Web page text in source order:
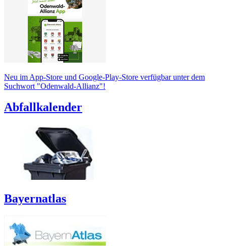
Neu im App-Store und Google-Play-Store verfügbar unter dem
Suchwort "Odenwald-Allianz"!
Abfallkalender
Bayernatlas